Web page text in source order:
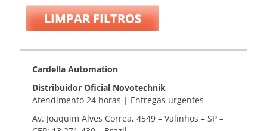
LIMPAR FILTROS
Cardella Automation
Distribuidor Oficial Novotechnik
Atendimento 24 horas | Entregas urgentes
Av. Joaquim Alves Correa, 4549 – Valinhos – SP –